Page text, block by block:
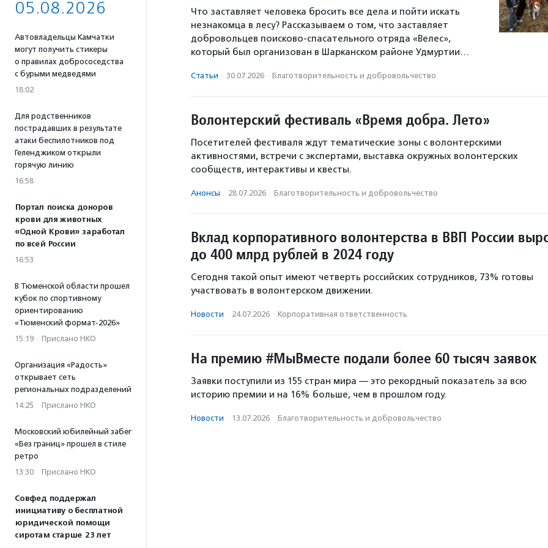
05.08.2026
Автовладельцы Камчатки
могут получить стикеры
о правилах добрососедства
с бурыми медведями
18:02
Для родственников
пострадавших в результате
атаки беспилотников под
Геленджиком открыли
горячую линию
16:58
Портал поиска доноров
крови для животных
«Одной Крови» заработал
по всей России
16:53
В Тюменской области прошел
кубок по спортивному
ориентированию
«Тюменский формат-2026»
15:19 · Прислано НКО
Организация «Радость»
открывает сеть
региональных подразделений
14:25 · Прислано НКО
Московский юбилейный забег
«Без границ» прошел в стиле
ретро
13:30 · Прислано НКО
Совфед поддержал
инициативу о бесплатной
юридической помощи
сиротам старше 23 лет
Что заставляет человека бросить все дела и пойти искать
незнакомца в лесу? Рассказываем о том, что заставляет
добровольцев поисково-спасательного отряда «Велес»,
который был организован в Шарканском районе Удмуртии…
Статьи · 30.07.2026 · Благотвори­тель­ность и доброволь­чест­во
Волонтерский фестиваль «Время добра. Лето»
Посетителей фестиваля ждут тематические зоны с волонтерскими
активностями, встречи с экспертами, выставка окружных волонтерских
сообществ, интерактивы и квесты.
Анонсы · 28.07.2026 · Благотвори­тель­ность и доброволь­чест­во
Вклад корпоративного волонтерства в ВВП России
до 400 млрд рублей в 2024 году
Сегодня такой опыт имеют четверть российских сотрудников, 73% готовы
участвовать в волонтерском движении.
Новости · 24.07.2026 · Корпоративная ответственность
На премию #МыВместе подали более 60 тысяч заявок
Заявки поступили из 155 стран мира — это рекордный показатель за всю
историю премии и на 16% больше, чем в прошлом году.
Новости · 13.07.2026 · Благотвори­тель­ность и доброволь­чест­во